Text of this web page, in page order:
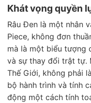
Khát vọng quyền
Râu Đen là một nhân
Piece, không đơn
mà là một biểu tượng
và sự thay đổi trật tự.
Thế Giới, không phải
bộ hành trình và tính
động một cách tính